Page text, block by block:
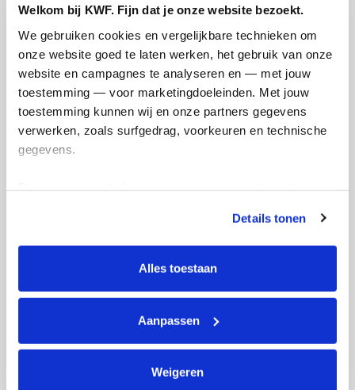
Welkom bij KWF. Fijn dat je onze website bezoekt.
We gebruiken cookies en vergelijkbare technieken om
onze website goed te laten werken, het gebruik van onze
website en campagnes te analyseren en — met jouw
toestemming — voor marketingdoeleinden. Met jouw
toestemming kunnen wij en onze partners gegevens
verwerken, zoals surfgedrag, voorkeuren en technische
gegevens.
tonen. Je kunt je toestemming op elk moment wijzigen of
intrekken via Cookie instellingen onderaan de pagina. De
lijst met cookies is te vinden in het tabblad “details”.
Details tonen
Alles toestaan
Aanpassen
Weigeren
Doneer
Andrew's badges